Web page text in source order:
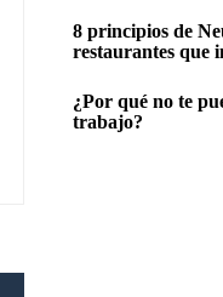
8 principios de
restaurantes que
¿Por qué no te
trabajo?